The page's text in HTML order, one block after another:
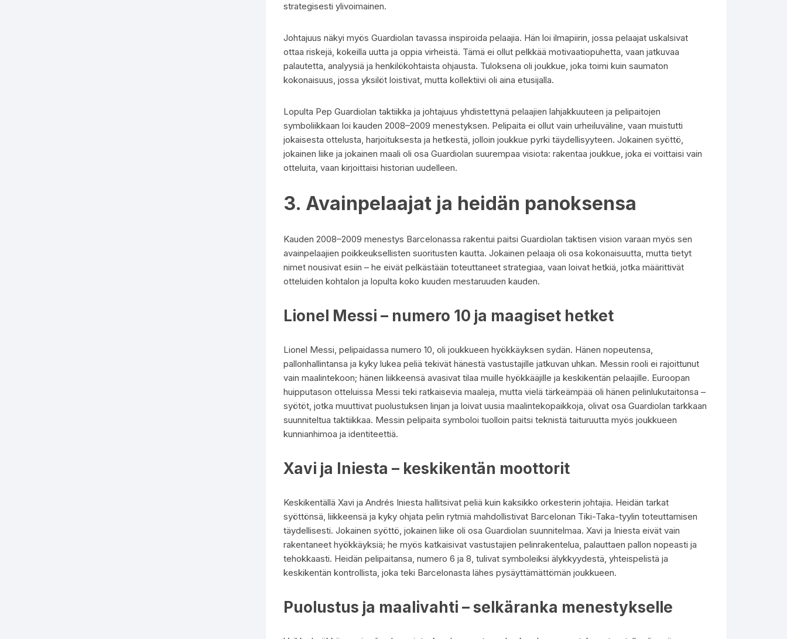
strategisesti ylivoimainen.
Johtajuus näkyi myös Guardiolan tavassa inspiroida pelaajia. Hän loi ilmapiirin, jossa pelaajat uskalsivat
ottaa riskejä, kokeilla uutta ja oppia virheistä. Tämä ei ollut pelkkää motivaatiopuhetta, vaan jatkuvaa
palautetta, analyysiä ja henkilökohtaista ohjausta. Tuloksena oli joukkue, joka toimi kuin saumaton
kokonaisuus, jossa yksilöt loistivat, mutta kollektiivi oli aina etusijalla.
Lopulta Pep Guardiolan taktiikka ja johtajuus yhdistettynä pelaajien lahjakkuuteen ja pelipaitojen
symboliikkaan loi kauden 2008–2009 menestyksen. Pelipaita ei ollut vain urheiluväline, vaan muistutti
jokaisesta ottelusta, harjoituksesta ja hetkestä, jolloin joukkue pyrki täydellisyyteen. Jokainen syöttö,
jokainen liike ja jokainen maali oli osa Guardiolan suurempaa visiota: rakentaa joukkue, joka ei voittaisi vain
otteluita, vaan kirjoittaisi historian uudelleen.
3. Avainpelaajat ja heidän panoksensa
Kauden 2008–2009 menestys Barcelonassa rakentui paitsi Guardiolan taktisen vision varaan myös sen
avainpelaajien poikkeuksellisten suoritusten kautta. Jokainen pelaaja oli osa kokonaisuutta, mutta tietyt
nimet nousivat esiin – he eivät pelkästään toteuttaneet strategiaa, vaan loivat hetkiä, jotka määrittivät
otteluiden kohtalon ja lopulta koko kuuden mestaruuden kauden.
Lionel Messi – numero 10 ja maagiset hetket
Lionel Messi, pelipaidassa numero 10, oli joukkueen hyökkäyksen sydän. Hänen nopeutensa,
pallonhallintansa ja kyky lukea peliä tekivät hänestä vastustajille jatkuvan uhkan. Messin rooli ei rajoittunut
vain maalintekoon; hänen liikkeensä avasivat tilaa muille hyökkääjille ja keskikentän pelaajille. Euroopan
huipputason otteluissa Messi teki ratkaisevia maaleja, mutta vielä tärkeämpää oli hänen pelinlukutaitonsa –
syötöt, jotka muuttivat puolustuksen linjan ja loivat uusia maalintekopaikkoja, olivat osa Guardiolan tarkkaan
suunniteltua taktiikkaa. Messin pelipaita symboloi tuolloin paitsi teknistä taituruutta myös joukkueen
kunnianhimoa ja identiteettiä.
Xavi ja Iniesta – keskikentän moottorit
Keskikentällä Xavi ja Andrés Iniesta hallitsivat peliä kuin kaksikko orkesterin johtajia. Heidän tarkat
syöttönsä, liikkeensä ja kyky ohjata pelin rytmiä mahdollistivat Barcelonan Tiki-Taka-tyylin toteuttamisen
täydellisesti. Jokainen syöttö, jokainen liike oli osa Guardiolan suunnitelmaa. Xavi ja Iniesta eivät vain
rakentaneet hyökkäyksiä; he myös katkaisivat vastustajien pelinrakentelua, palauttaen pallon nopeasti ja
tehokkaasti. Heidän pelipaitansa, numero 6 ja 8, tulivat symboleiksi älykkyydestä, yhteispelistä ja
keskikentän kontrollista, joka teki Barcelonasta lähes pysäyttämättömän joukkueen.
Puolustus ja maalivahti – selkäranka menestykselle